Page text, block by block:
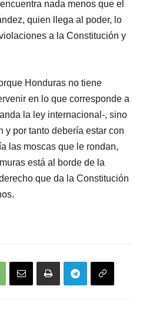
nada menos que el
quien llega al poder, lo
a la Constitución y
Honduras no tiene
en lo que corresponde a
la ley internacional-, sino
y por tanto debería estar con
las moscas que le rondan,
está al borde de la
que da la Constitución